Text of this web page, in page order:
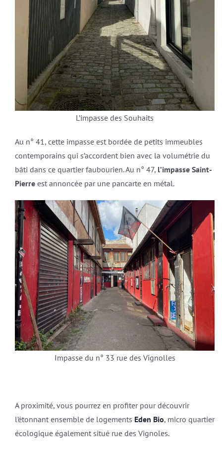
L’impasse des Souhaits
Au n° 41, cette impasse est bordée de petits immeubles
contemporains qui s’accordent bien avec la volumétrie du
bâti dans ce quartier faubourien. Au n° 47, l’impasse Saint-
Pierreest annoncée par une pancarte en métal.
Impasse du n° 33 rue des Vignolles
A proximité, vous pourrez en profiter pour découvrir
l’étonnant ensemble de logements Eden Bio, micro quartier
écologique également situé rue des Vignoles.